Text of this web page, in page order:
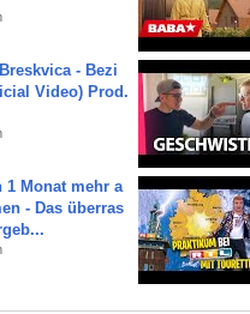
- Bezi
Video) Prod.
1 Monat mehr a
- Das überras